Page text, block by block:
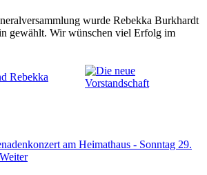
wurde Rebekka Burkhardt
gewählt. Wir wünschen viel Erfolg im
am Heimathaus - Sonntag 29.
Weiter